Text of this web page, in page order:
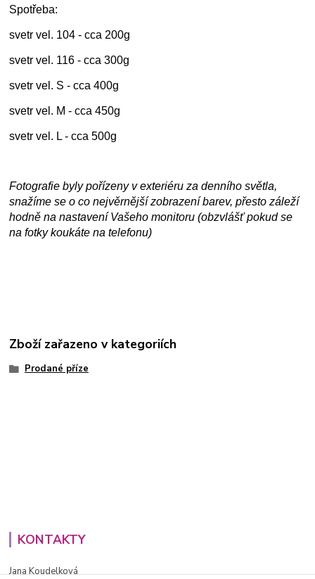
Spotřeba:
svetr vel. 104 - cca 200g
svetr vel. 116 - cca 300g
svetr vel. S - cca 400g
svetr vel. M - cca 450g
svetr vel. L - cca 500g
Fotografie byly pořízeny v exteriéru za denního světla,
snažíme se o co nejvěrnější zobrazení barev, přesto záleží
hodně na nastavení Vašeho monitoru (obzvlášť pokud se
na fotky koukáte na telefonu)
Zboží zařazeno v kategoriích
Prodané příze
KONTAKTY
Jana Koudelková